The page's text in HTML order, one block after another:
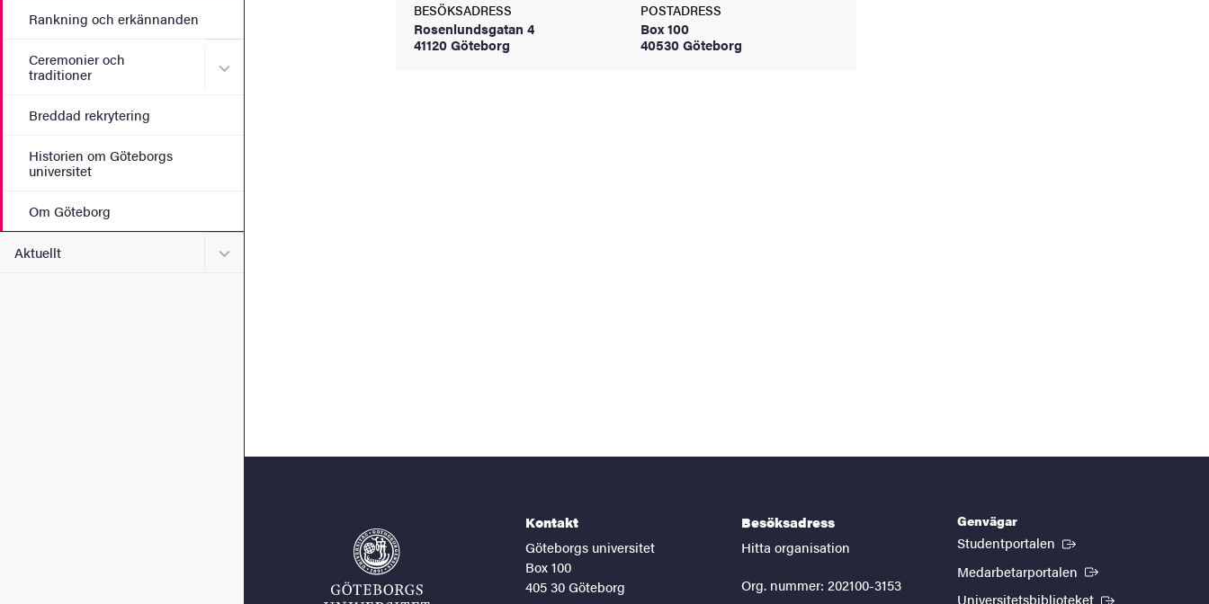
Rankning och erkännanden
Ceremonier och
traditioner
Undermeny för Ceremonier och traditioner
Breddad rekrytering
Historien om Göteborgs
universitet
Om Göteborg
Aktuellt Undermeny för Aktuellt
BESÖKSADRESS
Rosenlundsgatan 4
41120 Göteborg
POSTADRESS
Box 100
40530 Göteborg
Kontakt
Göteborgs universitet
Box 100
405 30 Göteborg
Besöksadress
Hitta organisation
Org. nummer: 202100-3153
Genvägar
Studentportalen (Extern länk)
Medarbetarportalen (Extern länk)
Universitetsbiblioteket (Extern länk)